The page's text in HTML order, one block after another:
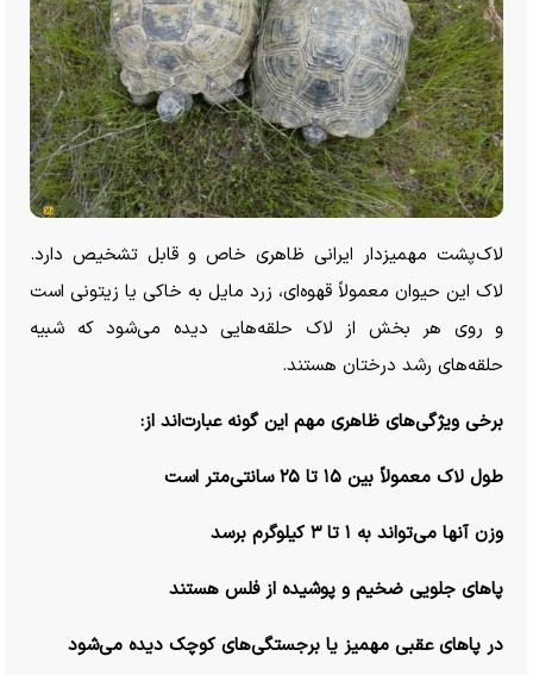
لاک‌پشت مهمیزدار ایرانی ظاهری خاص و قابل تشخیص دارد.
لاک این حیوان معمولاً قهوه‌ای، زرد مایل به خاکی یا زیتونی است
و روی هر بخش از لاک حلقه‌هایی دیده می‌شود که شبیه
حلقه‌های رشد درختان هستند.
برخی ویژگی‌های ظاهری مهم این گونه عبارت‌اند از:
طول لاک معمولاً بین ۱۵ تا ۲۵ سانتی‌متر است
وزن آنها می‌تواند به ۱ تا ۳ کیلوگرم برسد
پا‌های جلویی ضخیم و پوشیده از فلس هستند
در پا‌های عقبی مهمیز یا برجستگی‌های کوچک دیده می‌شود